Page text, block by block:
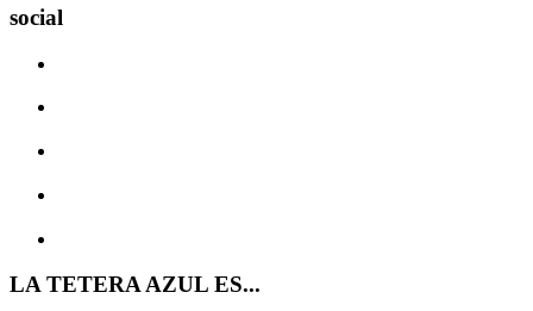
social
LA TETERA AZUL ES...